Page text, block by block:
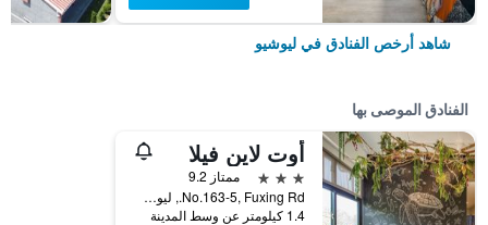
شاهد أرخص الفنادق في ليوشيو
الفنادق الموصى بها
أوت لاين فيلا
3 نجوم
ممتاز 9.2
No.163-5, Fuxing Rd., ليوشيو, تايوان
1.4 كيلومتر عن وسط المدينة